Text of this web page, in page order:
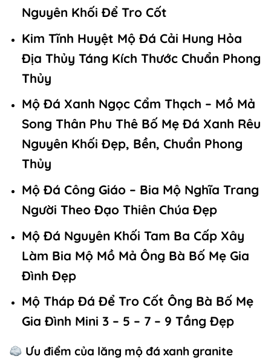
Nguyên Khối Để Tro Cốt
Kim Tĩnh Huyệt Mộ Đá Cải Hung Hỏa
Địa Thủy Táng Kích Thước Chuẩn Phong
Thủy
Mộ Đá Xanh Ngọc Cẩm Thạch – Mồ Mả
Song Thân Phu Thê Bố Mẹ Đá Xanh Rêu
Nguyên Khối Đẹp, Bền, Chuẩn Phong
Thủy
Mộ Đá Công Giáo – Bia Mộ Nghĩa Trang
Người Theo Đạo Thiên Chúa Đẹp
Mộ Đá Nguyên Khối Tam Ba Cấp Xây
Làm Bia Mộ Mồ Mả Ông Bà Bố Mẹ Gia
Đình Đẹp
Mộ Tháp Đá Để Tro Cốt Ông Bà Bố Mẹ
Gia Đình Mini 3 – 5 – 7 – 9 Tầng Đẹp
Ưu điểm của lăng mộ đá xanh granite